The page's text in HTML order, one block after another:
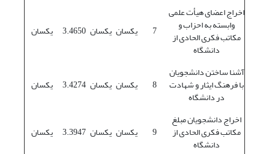
اخراج اعضای هیأت علمی
وابسته به احزاب و
مکاتب فکری الحادی از
دانشگاه
7 یکسان یکسان 3.4650 یکسان
آشنا ساختن دانشجویان
با فرهنگ ایثار و شهادت
در دانشگاه
8 یکسان یکسان 3.4274 یکسان
اخراج دانشجویان مبلغ
مکاتب فکری الحادی از
دانشگاه
9 یکسان یکسان 3.3947 یکسان